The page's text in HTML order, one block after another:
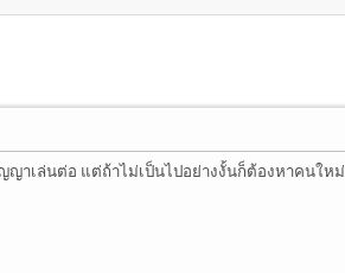
ญาเล่นต่อ แต่ถ้าไม่เป็นไปอย่างงั้นก็ต้องหาคนใหม่